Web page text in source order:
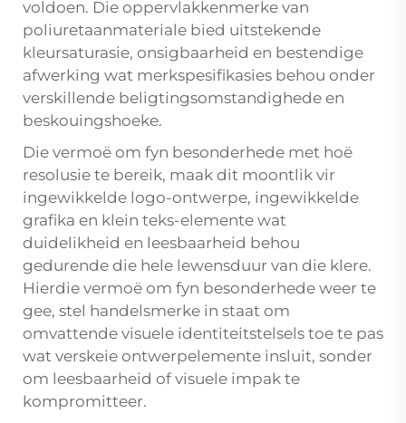
voldoen. Die oppervlakkenmerke van
poliuretaanmateriale bied uitstekende
kleursaturasie, onsigbaarheid en bestendige
afwerking wat merkspesifikasies behou onder
verskillende beligtingsomstandighede en
beskouingshoeke.
Die vermoë om fyn besonderhede met hoë
resolusie te bereik, maak dit moontlik vir
ingewikkelde logo-ontwerpe, ingewikkelde
grafika en klein teks-elemente wat
duidelikheid en leesbaarheid behou
gedurende die hele lewensduur van die klere.
Hierdie vermoë om fyn besonderhede weer te
gee, stel handelsmerke in staat om
omvattende visuele identiteitstelsels toe te pas
wat verskeie ontwerpelemente insluit, sonder
om leesbaarheid of visuele impak te
kompromitteer.